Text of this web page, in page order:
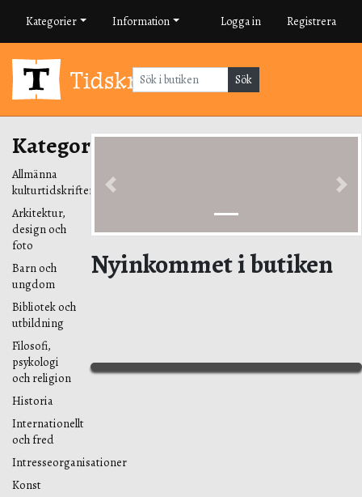
Kategorier Information Logga in Registrera
Sök
Kategorier
Allmänna
kulturtidskrifter
Arkitektur,
design och
foto
Barn och
ungdom
Bibliotek och
utbildning
Filosofi,
psykologi
och religion
Historia
Internationellt
och fred
Intresseorganisationer
Konst
Previous
Nyinkommet i butiken